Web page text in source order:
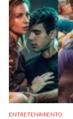
ENTRETENIMIENTO